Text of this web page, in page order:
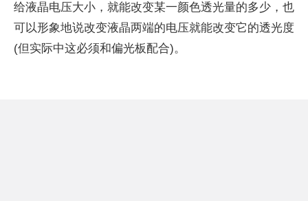
给液晶电压大小，就能改变某一颜色透光量的多少，也
可以形象地说改变液晶两端的电压就能改变它的透光度
(但实际中这必须和偏光板配合)。